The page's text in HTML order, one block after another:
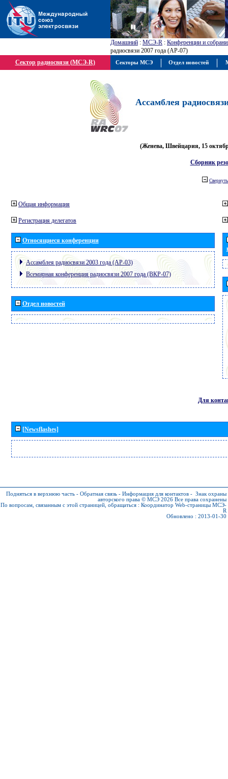
Домашний : МСЭ-R : Конференции и
радиосвязи 2007 года (АР-07)
Сектор радиосвязи (МСЭ-R)
Ассамблея
(Женева, Швейцария, 15
Сборник
Свернуть
Общая информация
Регистрация делегатов
Относящиеся конференции
Ассамблея радиосвязи 2003 года (АР-03)
Всемирная конференция радиосвязи 2007 года (ВКР-07)
Отдел новостей
Для
[Newsflashes]
Подняться в верхнюю часть - Обратная связь - Информация для контактов - Знак охраны
авторского права © МСЭ 2026 Все права сохранены
По вопросам, связанным с этой страницей, обращаться : Координатор Web-страницы МСЭ-
R
Обновлено : 2013-01-30
Секторы МСЭ Отдел новостей